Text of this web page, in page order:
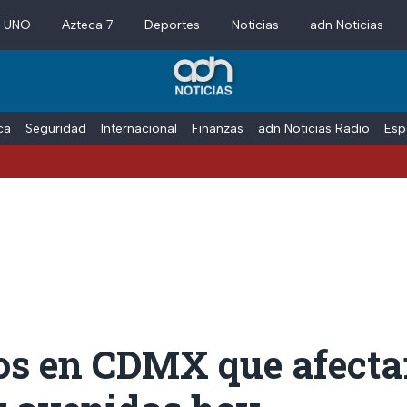
Azteca 7 Deportes Noticias adn Noticias
Seguridad Internacional Finanzas adn Noticias Radio
en CDMX que